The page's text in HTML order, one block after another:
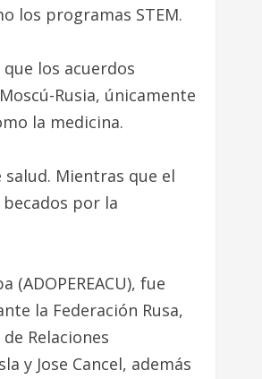
los programas STEM.
los acuerdos
Rusia, únicamente
la medicina.
Mientras que el
por la
fue
la Federación Rusa,
Relaciones
y Jose Cancel, además